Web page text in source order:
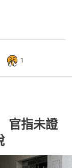
1
官指未證